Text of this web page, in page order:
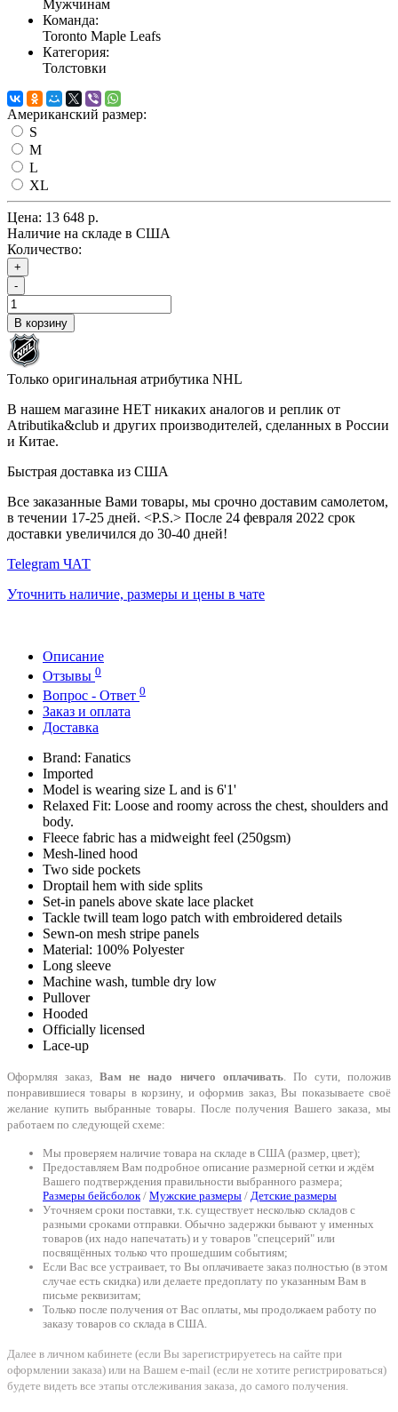
Мужчинам
Команда:
Toronto Maple Leafs
Категория:
Толстовки
Американский размер:
S
M
L
XL
Цена: 13 648 р.
Наличие на складе в США
Количество:
+
-
В корзину
Только оригинальная атрибутика NHL
В нашем магазине НЕТ никаких аналогов и реплик от
Atributika&club и других производителей, сделанных в России
и Китае.
Быстрая доставка из США
Все заказанные Вами товары, мы срочно доставим самолетом,
в течении 17-25 дней. <P.S.> После 24 февраля 2022 срок
доставки увеличился до 30-40 дней!
Telegram ЧАТ
Уточнить наличие, размеры и цены в чате
Описание
Отзывы 0
Вопрос - Ответ 0
Заказ и оплата
Доставка
Brand: Fanatics
Imported
Model is wearing size L and is 6'1'
Relaxed Fit: Loose and roomy across the chest, shoulders and
body.
Fleece fabric has a midweight feel (250gsm)
Mesh-lined hood
Two side pockets
Droptail hem with side splits
Set-in panels above skate lace placket
Tackle twill team logo patch with embroidered details
Sewn-on mesh stripe panels
Material: 100% Polyester
Long sleeve
Machine wash, tumble dry low
Pullover
Hooded
Officially licensed
Lace-up
Оформляя заказ,Вам не надо ничего оплачивать. По сути, положив
понравившиеся товары в корзину, и оформив заказ, Вы показываете своё
желание купить выбранные товары. После получения Вашего заказа, мы
работаем по следующей схеме:
Мы проверяем наличие товара на складе в США (размер, цвет);
Предоставляем Вам подробное описание размерной сетки и ждём
Вашего подтверждения правильности выбранного размера;
Размеры бейсболок/ Мужские размеры / Детские размеры
Уточняем сроки поставки, т.к. существует несколько складов с
разными сроками отправки. Обычно задержки бывают у именных
товаров (их надо напечатать) и у товаров "спецсерий" или
посвящённых только что прошедшим событиям;
Если Вас все устраивает, то Вы оплачиваете заказ полностью (в этом
случае есть скидка) или делаете предоплату по указанным Вам в
письме реквизитам;
Только после получения от Вас оплаты, мы продолжаем работу по
заказу товаров со склада в США.
Далее в личном кабинете (если Вы зарегистрируетесь на сайте при
оформлении заказа) или на Вашем e-mail (если не хотите регистрироваться)
будете видеть все этапы отслеживания заказа, до самого получения.